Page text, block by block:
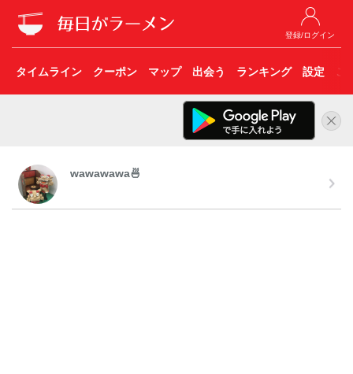
登録/ログイン
タイムライン クーポン マップ 出会う ランキング 設定 こ
wawawawa🍜